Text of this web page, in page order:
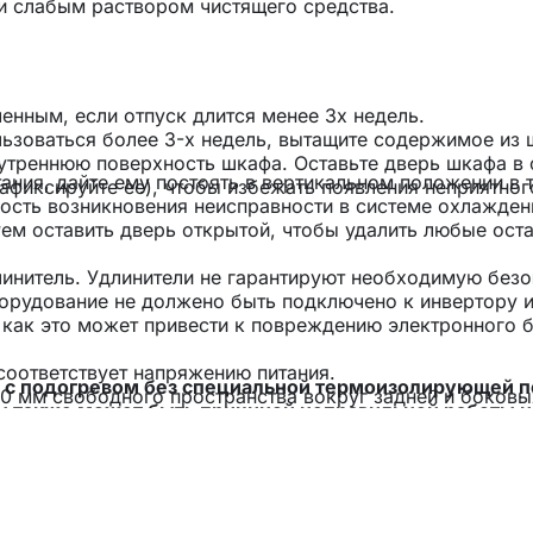
подогревом без специальной термоизолирующей
может быть причиной неправильной работы
раствором чистящего средства.
если отпуск длится менее 3х недель.
более 3-х недель, вытащите содержимое из
поверхность шкафа. Оставьте дверь шкафа в
ее), чтобы избежать появления
дайте ему постоять в вертикальном положении в
возникновения неисправности в системе
оставить дверь открытой, чтобы удалить любые
Удлинители не гарантируют необходимую
не должено быть подключено к инвертору
это может привести к повреждению электронного
напряжению питания.
мм свободного пространства вокруг задней и
для обслуживания и вентиляции. Позаботьтесь
прибора не было закрыто или заблокировано.